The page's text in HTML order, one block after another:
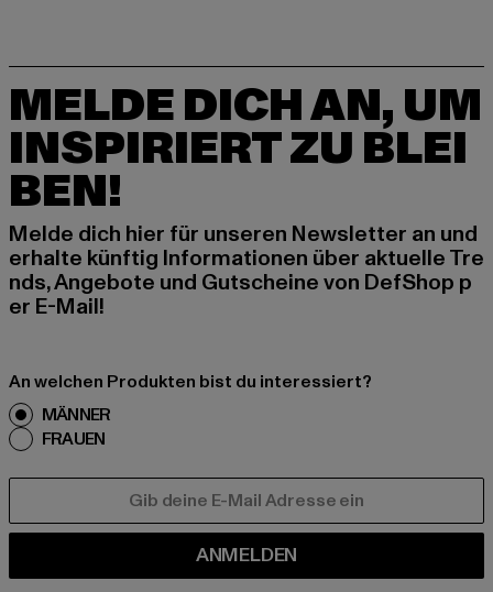
MELDE DICH AN, UM
INSPIRIERT ZU BLEI
BEN!
Melde dich hier für unseren Newsletter an und
erhalte künftig Informationen über aktuelle Tre
nds, Angebote und Gutscheine von DefShop p
er E-Mail!
An welchen Produkten bist du interessiert?
MÄNNER
FRAUEN
ANMELDEN